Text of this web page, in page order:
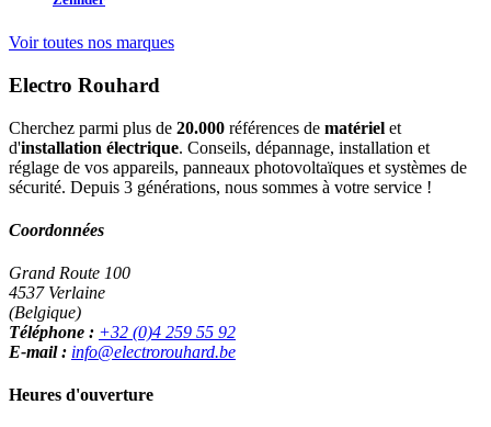
Voir toutes nos marques
Electro Rouhard
Cherchez parmi plus de 20.000 références de matériel et
d'installation électrique. Conseils, dépannage, installation et
réglage de vos appareils, panneaux photovoltaïques et systèmes de
sécurité. Depuis 3 générations, nous sommes à votre service !
Coordonnées
Grand Route 100
4537 Verlaine
(Belgique)
Téléphone : +32 (0)4 259 55 92
E-mail : info@electrorouhard.be
Heures d'ouverture